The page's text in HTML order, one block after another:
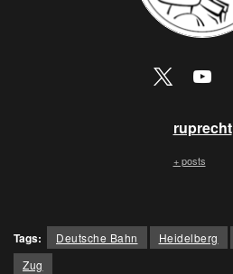
ruprecht
+ posts
Tags: Deutsche Bahn Heidelberg
Zug